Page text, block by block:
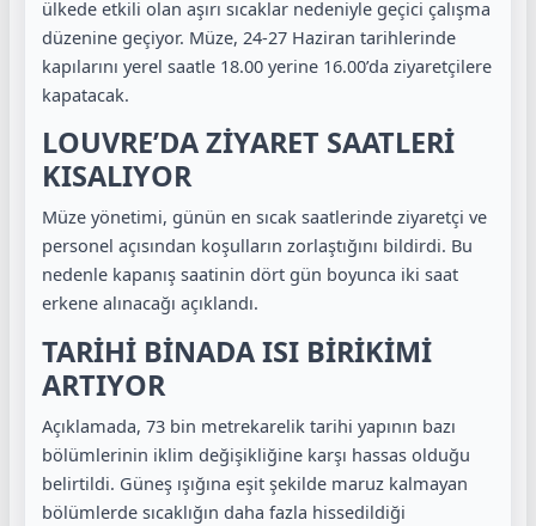
ülkede etkili olan aşırı sıcaklar nedeniyle geçici çalışma
düzenine geçiyor. Müze, 24-27 Haziran tarihlerinde
kapılarını yerel saatle 18.00 yerine 16.00’da ziyaretçilere
kapatacak.
LOUVRE’DA ZİYARET SAATLERİ
KISALIYOR
Müze yönetimi, günün en sıcak saatlerinde ziyaretçi ve
personel açısından koşulların zorlaştığını bildirdi. Bu
nedenle kapanış saatinin dört gün boyunca iki saat
erkene alınacağı açıklandı.
TARİHİ BİNADA ISI BİRİKİMİ
ARTIYOR
Açıklamada, 73 bin metrekarelik tarihi yapının bazı
bölümlerinin iklim değişikliğine karşı hassas olduğu
belirtildi. Güneş ışığına eşit şekilde maruz kalmayan
bölümlerde sıcaklığın daha fazla hissedildiği